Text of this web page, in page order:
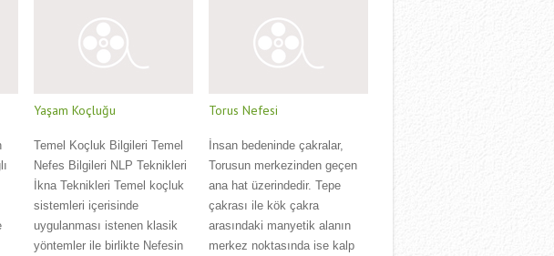
Yaşam Koçluğu
Temel Koçluk Bilgileri Temel
Nefes Bilgileri NLP Teknikleri
İkna Teknikleri Temel koçluk
sistemleri içerisinde
uygulanması istenen klasik
yöntemler ile birlikte Nefesin
Torus Nefesi
İnsan bedeninde çakralar,
Torusun merkezinden geçen
ana hat üzerindedir. Tepe
çakrası ile kök çakra
arasındaki manyetik alanın
merkez noktasında ise kalp